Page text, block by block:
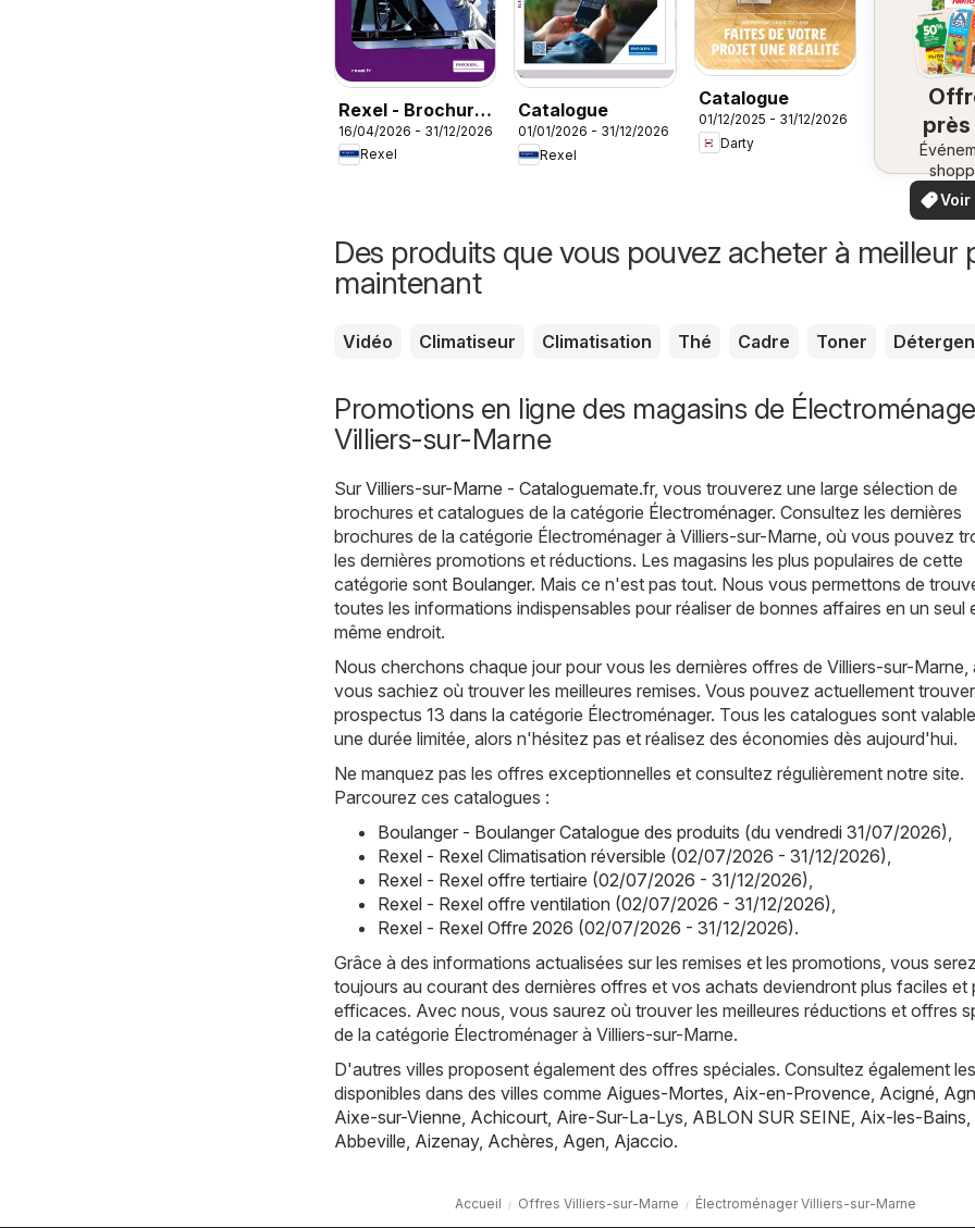
Rexel - Brochure
industrie
16/04/2026 - 31/12/2026
Rexel
Catalogue
01/01/2026 - 31/12/2026
Rexel
Catalogue
01/12/2025 - 31/12/2026
Darty
près
locaux
Voir
Des produits que vous pouvez acheter à meilleur
maintenant
Vidéo Climatiseur Climatisation Thé Cadre Toner
Promotions en ligne des magasins de
Villiers-sur-Marne
Sur Villiers-sur-Marne - Cataloguemate.fr, vous trouverez une large sélection de
brochures et catalogues de la catégorie Électroménager. Consultez les dernières
brochures de la catégorie Électroménager à Villiers-sur-Marne, où vous pouvez
les dernières promotions et réductions. Les magasins les plus populaires de cette
catégorie sont Boulanger. Mais ce n'est pas tout. Nous vous permettons de
toutes les informations indispensables pour réaliser de bonnes affaires en un seul
même endroit.
Nous cherchons chaque jour pour vous les dernières offres de Villiers-sur-Marne,
vous sachiez où trouver les meilleures remises. Vous pouvez actuellement
prospectus 13 dans la catégorie Électroménager. Tous les catalogues sont
une durée limitée, alors n'hésitez pas et réalisez des économies dès aujourd'hui.
Ne manquez pas les offres exceptionnelles et consultez régulièrement notre site.
Parcourez ces catalogues :
Boulanger - Boulanger Catalogue des produits (du vendredi 31/07/2026),
Rexel - Rexel Climatisation réversible (02/07/2026 - 31/12/2026),
Rexel - Rexel offre tertiaire (02/07/2026 - 31/12/2026),
Rexel - Rexel offre ventilation (02/07/2026 - 31/12/2026),
Rexel - Rexel Offre 2026 (02/07/2026 - 31/12/2026).
Grâce à des informations actualisées sur les remises et les promotions, vous serez
toujours au courant des dernières offres et vos achats deviendront plus faciles et
efficaces. Avec nous, vous saurez où trouver les meilleures réductions et offres
de la catégorie Électroménager à Villiers-sur-Marne.
D'autres villes proposent également des offres spéciales. Consultez également
disponibles dans des villes comme Aigues-Mortes, Aix-en-Provence, Acigné,
Aixe-sur-Vienne, Achicourt, Aire-Sur-La-Lys, ABLON SUR SEINE, Aix-les-Bains,
Abbeville, Aizenay, Achères, Agen, Ajaccio.
Accueil Offres Villiers-sur-Marne Électroménager Villiers-sur-Marne